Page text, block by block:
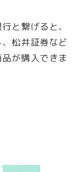
と繋げると、
松井証券など
が購入できま